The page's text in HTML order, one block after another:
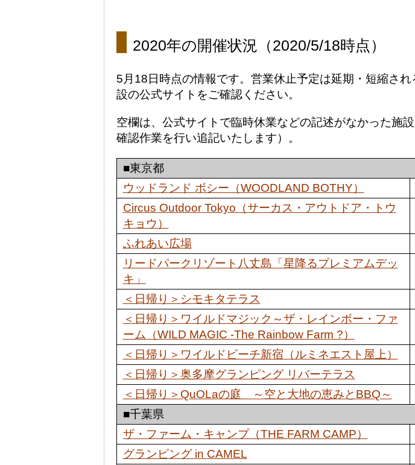
2020年の開催状況（2020/5/18時点）
5月18日時点の情報です。営業休止予定は延期・短縮さ
設の公式サイトをご確認ください。
空欄は、公式サイトで臨時休業などの記述がなかった施
確認作業を行い追記いたします）。
■東京都
ウッドランド ボシー（WOODLAND BOTHY）
Circus Outdoor Tokyo（サーカス・アウトドア・トウ
キョウ）
ふれあい広場
リードパークリゾート八丈島「星降るプレミアムデッ
キ」
＜日帰り＞シモキタテラス
＜日帰り＞ワイルドマジック～ザ・レインボー・ファ
ーム（WILD MAGIC -The Rainbow Farm ?）
＜日帰り＞ワイルドビーチ新宿（ルミネエスト屋上）
＜日帰り＞奥多摩グランピング リバーテラス
＜日帰り＞QuOLaの庭 ～空と大地の恵みとBBQ～
■千葉県
ザ・ファーム・キャンプ（THE FARM CAMP）
グランピング in CAMEL